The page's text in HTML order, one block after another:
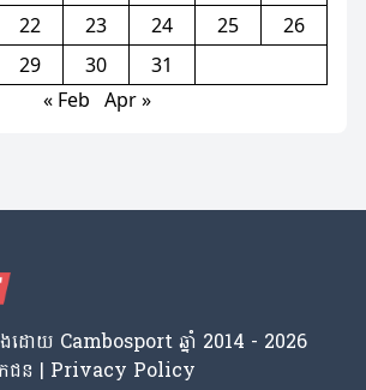
22 23 24 25
26
29 30
31
« Feb Apr »
ង​ដោយ​ Cambosport ឆ្នាំ 2014 - 2026
ជន | Privacy Policy